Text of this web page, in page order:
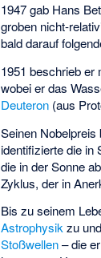
1947 gab Hans
groben nicht-
bald darauf
1951 beschrieb er
wobei er das
Deuteron (aus
Seinen
identifizierte die in
die in der Sonne
Zyklus, der in
Bis zu seinem
Astrophysikzu
Stoßwellen– die